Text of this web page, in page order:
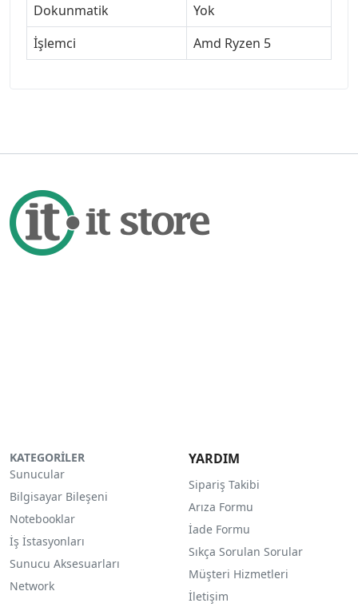
Dokunmatik
Yok
İşlemci
Amd Ryzen 5
KATEGORİLER
Sunucular
Bilgisayar Bileşeni
Notebooklar
İş İstasyonları
Sunucu Aksesuarları
Network
YARDIM
Sipariş Takibi
Arıza Formu
İade Formu
Sıkça Sorulan Sorular
Müşteri Hizmetleri
İletişim